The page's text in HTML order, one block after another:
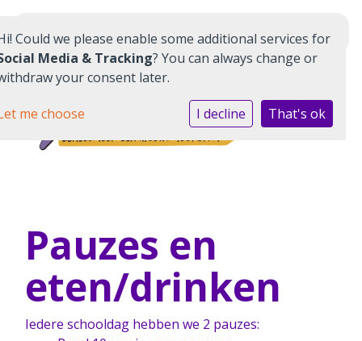
Home
Kernwaarden
Kinderen
Pauzes en
eten/drinken
Iedere schooldag hebben we 2 pauzes:
Could we please enable some additional services for
Media & Tracking? You can always change or
your consent later.
me choose I decline That's ok